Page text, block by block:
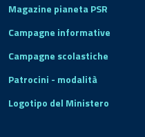
Magazine pianeta PSR
Campagne informative
Campagne scolastiche
Patrocini - modalità
Logotipo del Ministero